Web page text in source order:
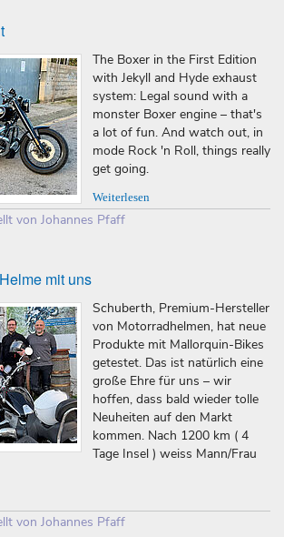
The Boxer in the First Edition
with Jekyll and Hyde exhaust
system: Legal sound with a
monster Boxer engine – that's
a lot of fun. And watch out, in
mode Rock 'n Roll, things really
get going.
Weiterlesen
von Johannes Pfaff
mit uns
Schuberth, Premium-Hersteller
von Motorradhelmen, hat neue
Produkte mit Mallorquin-Bikes
getestet. Das ist natürlich eine
große Ehre für uns – wir
hoffen, dass bald wieder tolle
Neuheiten auf den Markt
kommen. Nach 1200 km ( 4
Tage Insel ) weiss Mann/Frau
von Johannes Pfaff